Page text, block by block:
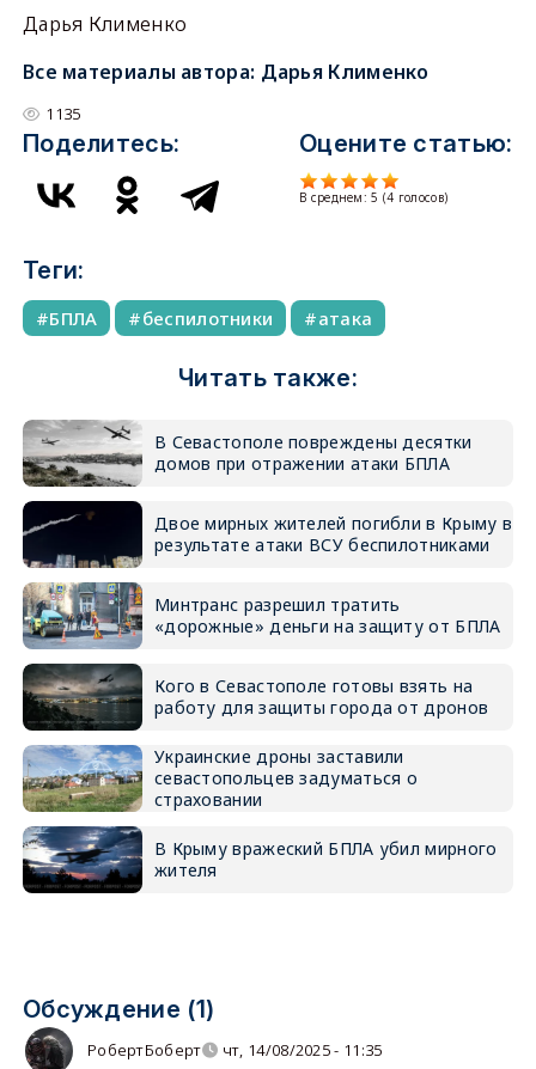
Дарья Клименко
Все материалы автора: Дарья Клименко
1135
Поделитесь: Оцените статью:
В среднем:5 (4 голосов)
Теги:
БПЛА беспилотники атака
Читать также:
В Севастополе повреждены десятки
домов при отражении атаки БПЛА
Двое мирных жителей погибли в Крыму в
результате атаки ВСУ беспилотниками
Минтранс разрешил тратить
«дорожные» деньги на защиту от БПЛА
Кого в Севастополе готовы взять на
работу для защиты города от дронов
Украинские дроны заставили
севастопольцев задуматься о
страховании
В Крыму вражеский БПЛА убил мирного
жителя
Обсуждение (1)
РобертБоберт чт, 14/08/2025 - 11:35